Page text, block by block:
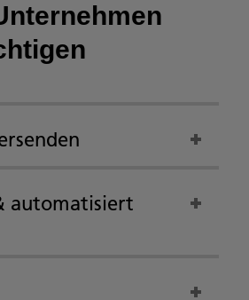
automatisiert